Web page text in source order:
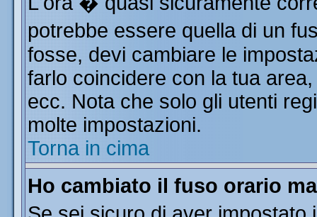
potrebbe essere quella di un
fosse, devi cambiare le
farlo coincidere con la tua
ecc. Nota che solo gli utenti
molte impostazioni.
Torna in cima
Ho cambiato il fuso orario